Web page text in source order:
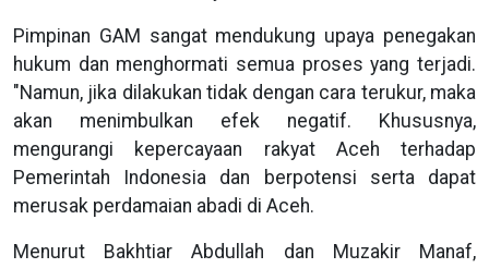
Pimpinan GAM sangat mendukung upaya penegakan
hukum dan menghormati semua proses yang terjadi.
"Namun, jika dilakukan tidak dengan cara terukur, maka
akan menimbulkan efek negatif. Khususnya,
mengurangi kepercayaan rakyat Aceh terhadap
Pemerintah Indonesia dan berpotensi serta dapat
merusak perdamaian abadi di Aceh.
Menurut Bakhtiar Abdullah dan Muzakir Manaf,